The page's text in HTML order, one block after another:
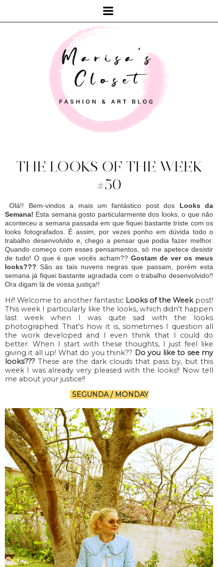
THE LOOKS OF THE WEEK
#50
Olá!! Bem-vindos a mais um fantástico post dos Looks da
Semana! Esta semana gosto particularmente dos looks, o que não
aconteceu a semana passada em que fiquei bastante triste com os
looks fotografados. É assim, por vezes ponho em dúvida todo o
trabalho desenvolvido e, chego a pensar que podia fazer melhor.
Quando começo com esses pensamentos, só me apetece desistir
de tudo! O que é que vocês acham?? Gostam de ver os meus
looks??? São as tais nuvens negras que passam, porém esta
semana já fiquei bastante agradada com o trabalho desenvolvido!!
Ora digam lá de vossa justiça!!
Hi!! Welcome to another fantastic Looks of the Weekpost!
This week I particularly like the looks, which didn't happen
last week when I was quite sad with the looks
photographed. That's how it is, sometimes I question all
the work developed and I even think that I could do
better. When I start with these thoughts, I just feel like
giving it all up! What do you think?? Do you like to see my
looks??? These are the dark clouds that pass by, but this
week I was already very pleased with the looks!! Now tell
me about your justice!!
SEGUNDA / MONDAY